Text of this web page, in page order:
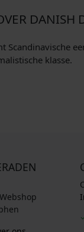
DANISH
Scandinavische
klasse.